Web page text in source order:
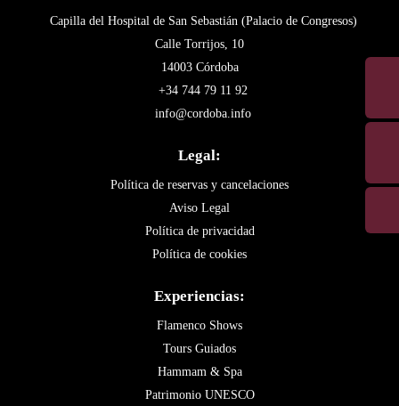
Capilla del Hospital de San Sebastián (Palacio de Congresos)
Calle Torrijos, 10
14003 Córdoba
+34 744 79 11 92
info@cordoba.info
Legal:
Política de reservas y cancelaciones
Aviso Legal
Política de privacidad
Política de cookies
Experiencias:
Flamenco Shows
Tours Guiados
Hammam & Spa
Patrimonio UNESCO